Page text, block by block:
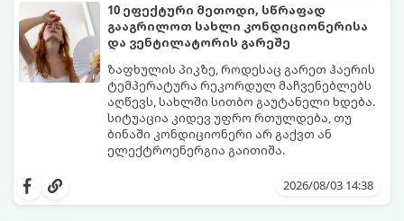
10 ეფექტური მეთოდი, სწრაფად
გააგრილოთ სახლი კონდიციონერისა
და ვენტილატორის გარეშე
ზაფხულის პიკზე, როდესაც გარეთ ჰაერის
ტემპერატურა რეკორდულ მაჩვენებლებს
აღწევს, სახლში სითბო გაუტანელი ხდება.
სიტუაცია კიდევ უფრო რთულდება, თუ
ბინაში კონდიციონერი არ გაქვთ ან
ელექტროენერგია გაითიშა.
კანონები და გამოცდილი ყოფითი ხრიკები,
2026/08/03 14:38